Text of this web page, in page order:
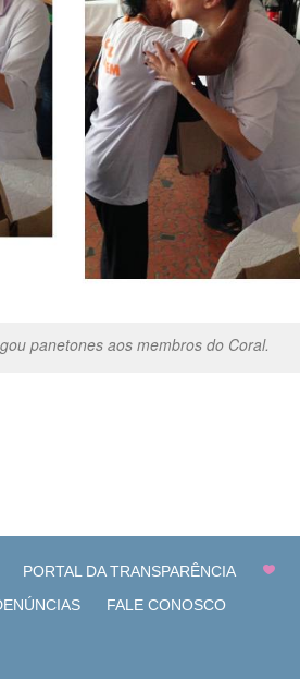
panetones aos membros do Coral.
PORTAL DA TRANSPARÊNCIA
FALE CONOSCO